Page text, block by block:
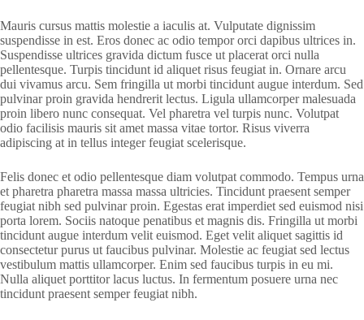
Mauris cursus mattis molestie a iaculis at. Vulputate dignissim
suspendisse in est. Eros donec ac odio tempor orci dapibus ultrices in.
Suspendisse ultrices gravida dictum fusce ut placerat orci nulla
pellentesque. Turpis tincidunt id aliquet risus feugiat in. Ornare arcu
dui vivamus arcu. Sem fringilla ut morbi tincidunt augue interdum. Sed
pulvinar proin gravida hendrerit lectus. Ligula ullamcorper malesuada
proin libero nunc consequat. Vel pharetra vel turpis nunc. Volutpat
odio facilisis mauris sit amet massa vitae tortor. Risus viverra
adipiscing at in tellus integer feugiat scelerisque.
Felis donec et odio pellentesque diam volutpat commodo. Tempus urna
et pharetra pharetra massa massa ultricies. Tincidunt praesent semper
feugiat nibh sed pulvinar proin. Egestas erat imperdiet sed euismod nisi
porta lorem. Sociis natoque penatibus et magnis dis. Fringilla ut morbi
tincidunt augue interdum velit euismod. Eget velit aliquet sagittis id
consectetur purus ut faucibus pulvinar. Molestie ac feugiat sed lectus
vestibulum mattis ullamcorper. Enim sed faucibus turpis in eu mi.
Nulla aliquet porttitor lacus luctus. In fermentum posuere urna nec
tincidunt praesent semper feugiat nibh.